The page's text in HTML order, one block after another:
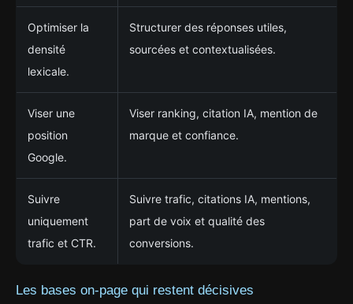
Optimiser la
densité
lexicale.
Structurer des réponses utiles,
sourcées et contextualisées.
Viser une
position
Google.
Viser ranking, citation IA, mention de
marque et confiance.
Suivre
uniquement
trafic et CTR.
Suivre trafic, citations IA, mentions,
part de voix et qualité des
conversions.
Les bases on-page qui restent décisives